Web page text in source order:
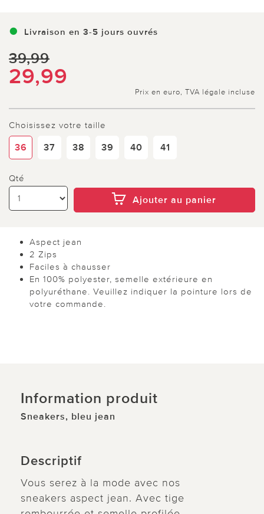
Livraison en 3-5 jours ouvrés
39,99
29,99
Prix en euro, TVA légale incluse
Choisissez votre taille
36 37 38 39 40 41
Qté
Ajouter au panier
Aspect jean
2 Zips
Faciles à chausser
En 100% polyester, semelle extérieure en
polyuréthane. Veuillez indiquer la pointure lors de
votre commande.
Information produit
Sneakers, bleu jean
Descriptif
Vous serez à la mode avec nos
sneakers aspect jean. Avec tige